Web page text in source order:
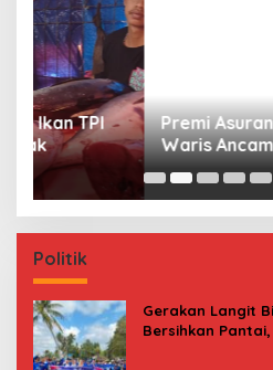
Premi Asuransi Diduga
Waris Ancam Gugat PT
Finance ke PN Mamuju
Politik
Gerakan Langit
Bersihkan